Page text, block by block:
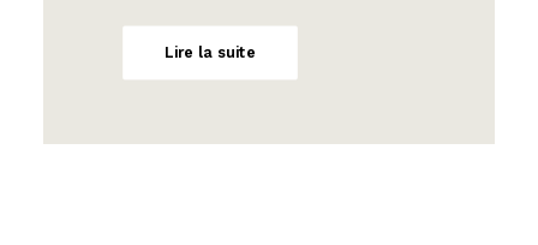
Lire la suite